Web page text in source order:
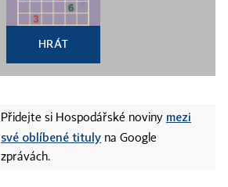
HRÁT
Přidejte si Hospodářské noviny mezi
své oblíbené tituly na Google
zprávách.